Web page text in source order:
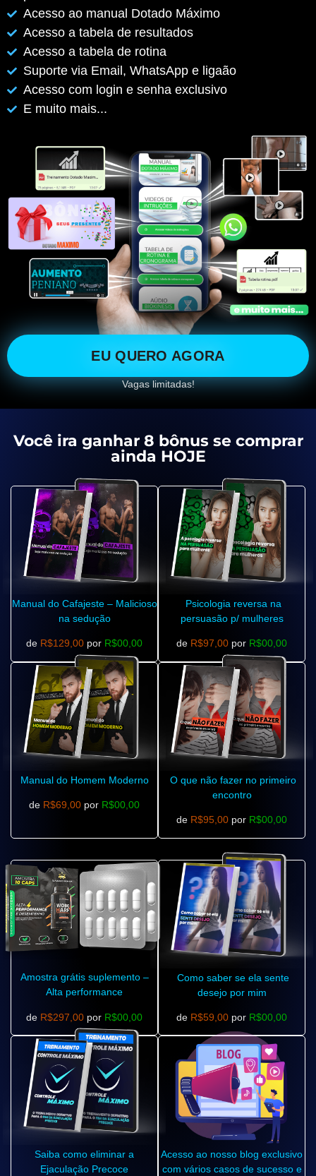
Acesso ao manual Dotado Máximo
Acesso a tabela de resultados
Acesso a tabela de rotina
Suporte via Email, WhatsApp e ligaão
Acesso com login e senha exclusivo
E muito mais...
EU QUERO AGORA
Vagas limitadas!
Você ira ganhar 8 bônus se comprar
ainda HOJE
Manual do Cafajeste – Malicioso
na sedução
de R$129,00 por R$00,00
Psicologia reversa na
persuasão p/ mulheres
de R$97,00 por R$00,00
Manual do Homem Moderno
de R$69,00 por R$00,00
O que não fazer no primeiro
encontro
de R$95,00 por R$00,00
Amostra grátis suplemento –
Alta performance
de R$297,00 por R$00,00
Como saber se ela sente
desejo por mim
de R$59,00 por R$00,00
Saiba como eliminar a
Ejaculação Precoce
Acesso ao nosso blog exclusivo
com vários casos de sucesso e